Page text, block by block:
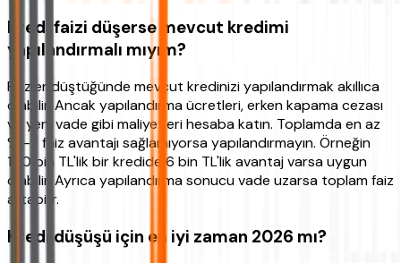
Kredi faizi düşerse mevcut kredimi
yapılandırmalı mıyım?
Faizler düştüğünde mevcut kredinizi yapılandırmak akıllıca
olabilir. Ancak yapılandırma ücretleri, erken kapama cezası
ve yeni vade gibi maliyetleri hesaba katın. Toplamda en az
%1-2 faiz avantajı sağlamıyorsa yapılandırmayın. Örneğin
100 bin TL'lik bir kredide 6 bin TL'lik avantaj varsa uygun
olabilir. Ayrıca yapılandırma sonucu vade uzarsa toplam faiz
artabilir.
Kredi düşüşü için en iyi zaman 2026 mı?